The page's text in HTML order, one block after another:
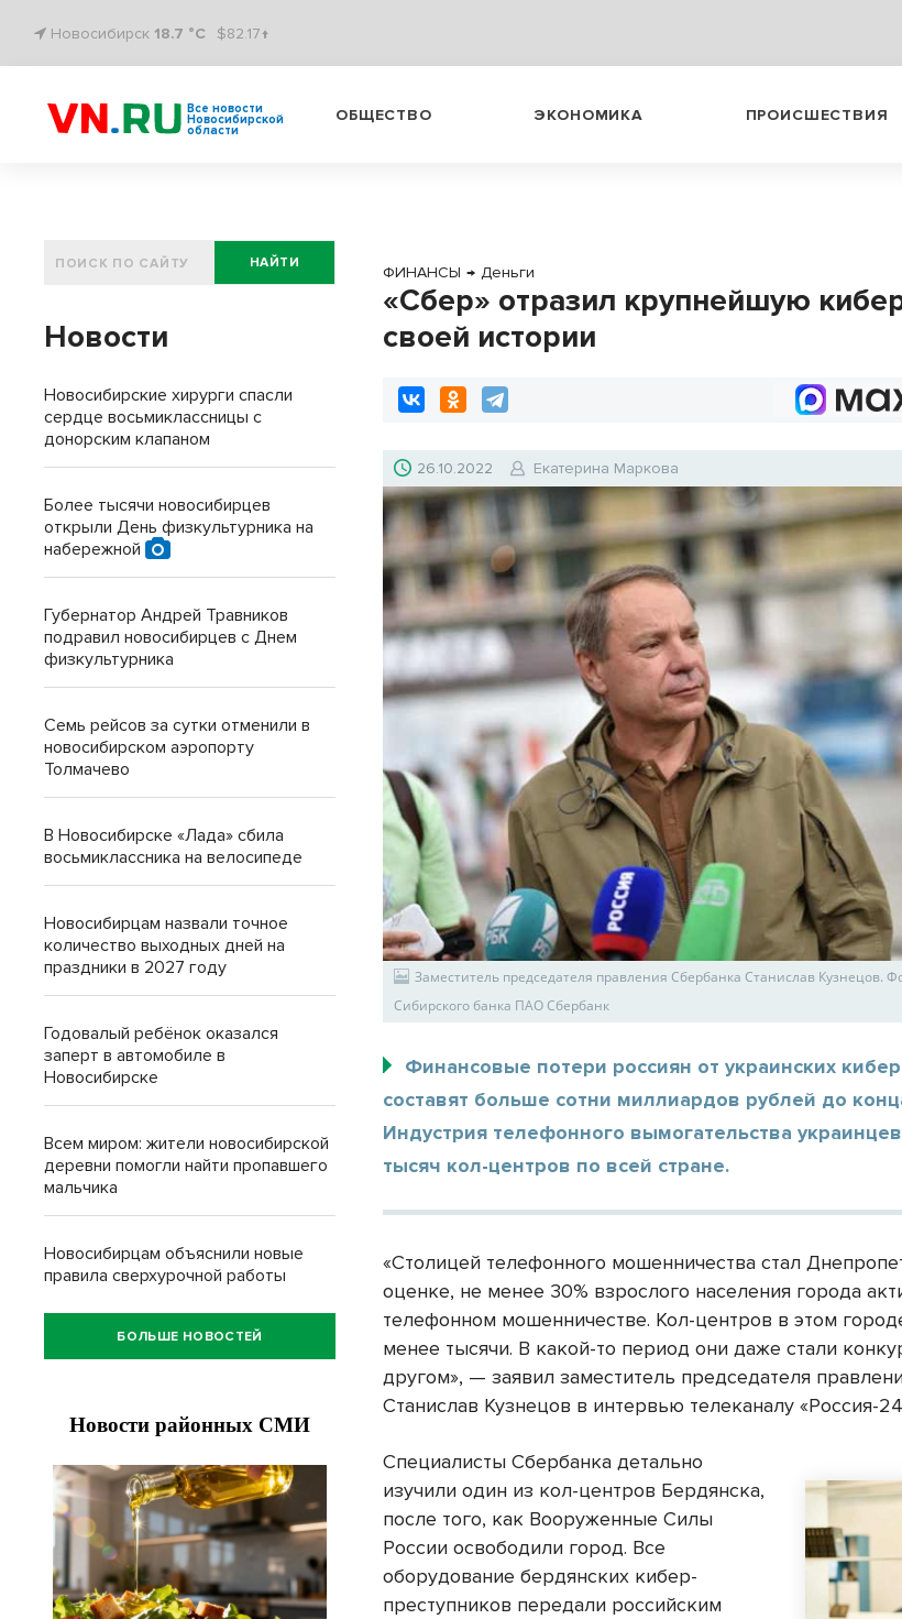
Новосибирск 18.7 °C $82.17↑
Все новости
Новосибирской
области
ОБЩЕСТВО ЭКОНОМИКА ПРОИСШЕСТВИЯ
ФИНАНСЫ → Деньги
«Сбер» отразил крупнейшую
своей истории
26.10.2022 Екатерина Маркова
Заместитель председателя правления Сбербанка Станислав Кузнецов.
Сибирского банка ПАО Сбербанк
Финансовые потери россиян от украинских
составят больше сотни миллиардов рублей до
Индустрия телефонного вымогательства
тысяч кол-центров по всей стране.
«Столицей телефонного мошенничества стал
оценке, не менее 30% взрослого населения города
телефонном мошенничестве. Кол-центров в этом
менее тысячи. В какой-то период они даже стали
другом», — заявил заместитель председателя
Станислав Кузнецов в интервью телеканалу «Россия-
Специалисты Сбербанка детально
изучили один из кол-центров Бердянска,
после того, как Вооруженные Силы
России освободили город. Все
оборудование бердянских кибер-
преступников передали российским
НАЙТИ
Новости
Новосибирские хирурги спасли
сердце восьмиклассницы с
донорским клапаном
Более тысячи новосибирцев
открыли День физкультурника на
набережной
Губернатор Андрей Травников
подравил новосибирцев с Днем
физкультурника
Семь рейсов за сутки отменили в
новосибирском аэропорту
Толмачево
В Новосибирске «Лада» сбила
восьмиклассника на велосипеде
Новосибирцам назвали точное
количество выходных дней на
праздники в 2027 году
Годовалый ребёнок оказался
заперт в автомобиле в
Новосибирске
Всем миром: жители новосибирской
деревни помогли найти пропавшего
мальчика
Новосибирцам объяснили новые
правила сверхурочной работы
БОЛЬШЕ НОВОСТЕЙ